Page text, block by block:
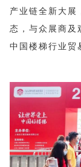
产业链全新大展
态，与众展商及
中国楼梯行业贸